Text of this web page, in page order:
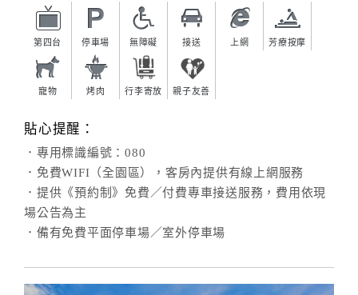
飯
店
合
作
商
合
第四台 停車場 無障礙 接送 上網 芳療按摩
寵物 烤肉 行李寄放 親子友善
貼心提醒：
．專用標識編號：080
．免費WIFI（全園區），客房內提供有線上網服務
．提供《預約制》免費／付費專車接送服務，費用依現
場公告為主
．備有免費平面停車場／室外停車場